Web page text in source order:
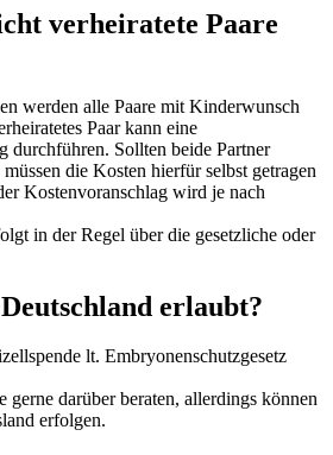
verheiratete Paare
werden alle Paare mit Kinderwunsch
Paar kann eine
durchführen. Sollten beide Partner
die Kosten hierfür selbst getragen
Kostenvoranschlag wird je nach
in der Regel über die gesetzliche oder
erlaubt?
lt. Embryonenschutzgesetz
gerne darüber beraten, allerdings können
erfolgen.